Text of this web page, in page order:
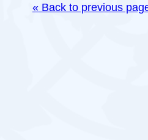
« Back to previous